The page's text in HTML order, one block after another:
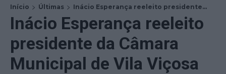
Início Últimas Inácio Esperança reeleito presidente...
Inácio Esperança reeleito
presidente da Câmara
Municipal de Vila Viçosa